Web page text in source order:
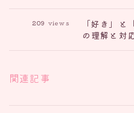
「好き」
の理解と対
209 views
関連記事